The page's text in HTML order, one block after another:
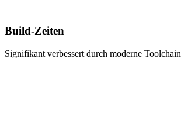
Build-Zeiten
Signifikant verbessert durch moderne Toolchain